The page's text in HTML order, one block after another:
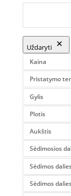
Uždaryti
Kaina
Pristatymo
Gylis
Plotis
Aukštis
Sėdimosios
Sėdimos
Sėdimos